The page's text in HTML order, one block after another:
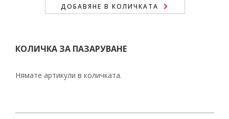
ДОБАВЯНЕ В КОЛИЧКАТА
КОЛИЧКА ЗА ПАЗАРУВАНЕ
Нямате артикули в количката.